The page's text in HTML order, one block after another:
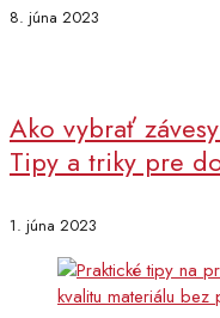
8. júna 2023
Ako vybrať
Tipy a triky pre
1. júna 2023